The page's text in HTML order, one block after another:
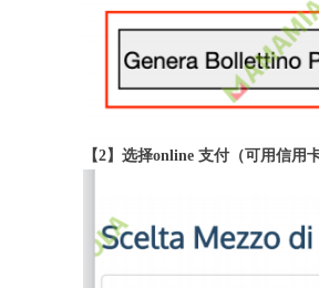
【2】选择online 支付（可用信用